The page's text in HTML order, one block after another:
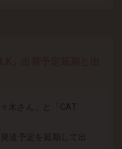
木さん」と「CAT
送予定を延期して出